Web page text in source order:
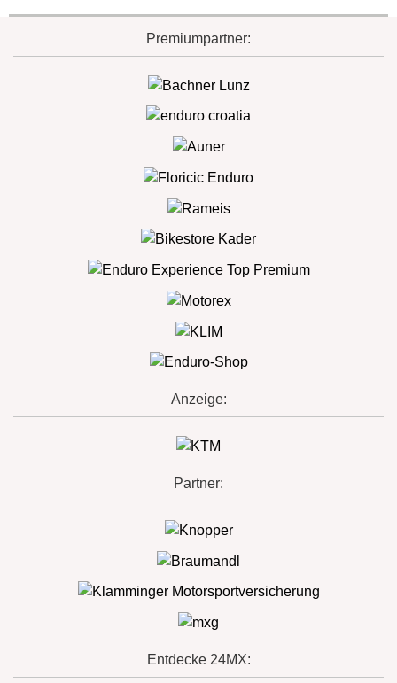
Premiumpartner:
Anzeige:
Partner:
Entdecke 24MX: